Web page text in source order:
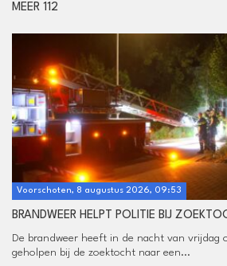
MEER 112
Voorschoten, 8 augustus 2026, 09:53
BRANDWEER HELPT POLITIE BIJ
De brandweer heeft in de nacht van vrijdag
geholpen bij de zoektocht naar een...